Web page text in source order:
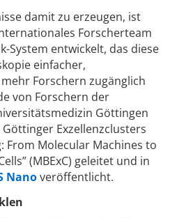
damit zu erzeugen, ist
Forscherteam
System entwickelt, das diese
einfacher,
Forschern zugänglich
von Forschern der
Göttingen
Exzellenzclusters
From Molecular Machines to
(MBExC) geleitet und in
Nanoveröffentlicht.